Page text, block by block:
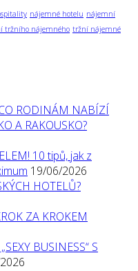
nájemné hotelu nájemní
tržního nájemného tržní nájemné
RODINÁM NABÍZÍ
A RAKOUSKO?
10 tipů, jak z
19/06/2026
HOTELŮ?
ZA KROKEM
BUSINESS“ S